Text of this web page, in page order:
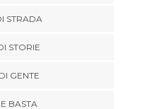
STRADA
STORIE
GENTE
BASTA